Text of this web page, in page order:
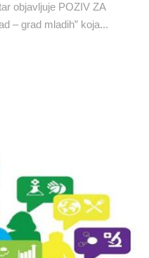
objavljuje POZIV ZA
– grad mladih” koja...